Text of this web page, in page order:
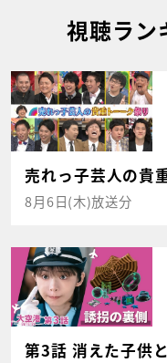
視聴ラン
売れっ子芸人の貴
8月6日(木)放送分
第3話 消えた子供